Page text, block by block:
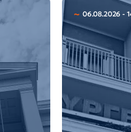
06.08.2026 -